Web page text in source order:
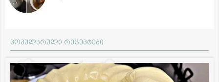
პოპულარული რეცეპტები